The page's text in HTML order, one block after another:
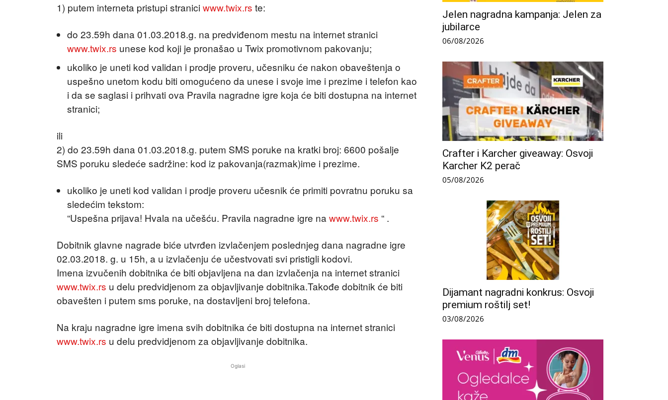
1) putem interneta pristupi straniciwww.twix.rs te:
do 23.59h dana 01.03.2018.g. na predviđenom mestu na internet stranici
www.twix.rs unese kod koji je pronašao u Twix promotivnom pakovanju;
ukoliko je uneti kod validan i prodje proveru, učesniku će nakon obaveštenja o
uspešno unetom kodu biti omogućeno da unese i svoje ime i prezime i telefon kao
i da se saglasi i prihvati ova Pravila nagradne igre koja će biti dostupna na internet
stranici;
ili
2) do 23.59h dana 01.03.2018.g. putem SMS poruke na kratki broj: 6600 pošalje
SMS poruku sledeće sadržine: kod iz pakovanja(razmak)ime i prezime.
ukoliko je uneti kod validan i prodje proveru učesnik će primiti povratnu poruku sa
sledećim tekstom:
“Uspešna prijava! Hvala na učešću. Pravila nagradne igre na www.twix.rs “ .
Dobitnik glavne nagrade biće utvrđen izvlačenjem poslednjeg dana nagradne igre
02.03.2018. g. u 15h, a u izvlačenju će učestvovati svi pristigli kodovi.
Imena izvučenih dobitnika će biti objavljena na dan izvlačenja na internet stranici
www.twix.rs u delu predvidjenom za objavljivanje dobitnika.Takođe dobitnik će biti
obavešten i putem sms poruke, na dostavljeni broj telefona.
Na kraju nagradne igre imena svih dobitnika će biti dostupna na internet stranici
www.twix.rs u delu predvidjenom za objavljivanje dobitnika.
Oglasi
Jelen nagradna kampanja: Jelen za
jubilarce
06/08/2026
Crafter i Karcher giveaway: Osvoji
Karcher K2 perač
05/08/2026
Dijamant nagradni konkrus: Osvoji
premium roštilj set!
03/08/2026